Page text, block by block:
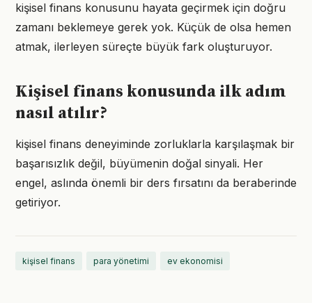
kişisel finans konusunu hayata geçirmek için doğru
zamanı beklemeye gerek yok. Küçük de olsa hemen
atmak, ilerleyen süreçte büyük fark oluşturuyor.
Kişisel finans konusunda ilk adım
nasıl atılır?
kişisel finans deneyiminde zorluklarla karşılaşmak bir
başarısızlık değil, büyümenin doğal sinyali. Her
engel, aslında önemli bir ders fırsatını da beraberinde
getiriyor.
kişisel finans para yönetimi ev ekonomisi